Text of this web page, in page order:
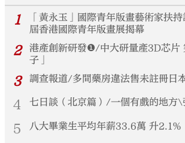
1
「黃永玉」國際青年版畫藝術家扶
屆香港國際青年版畫展揭幕
2
港產創新研發❶/中大研量產3D芯片
子」
3 調查報道/多間藥房違法售未註冊日
4 七日談（北京篇）/一個有戲的地方\
5 八大畢業生平均年薪33.6萬 升2.1%